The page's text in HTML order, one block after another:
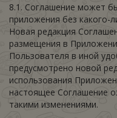
8.1. Соглашение может
приложения без какого-
Новая редакция
размещения в
Пользователя в иной
предусмотрено новой
использования
настоящее Соглашение
такими изменениями.